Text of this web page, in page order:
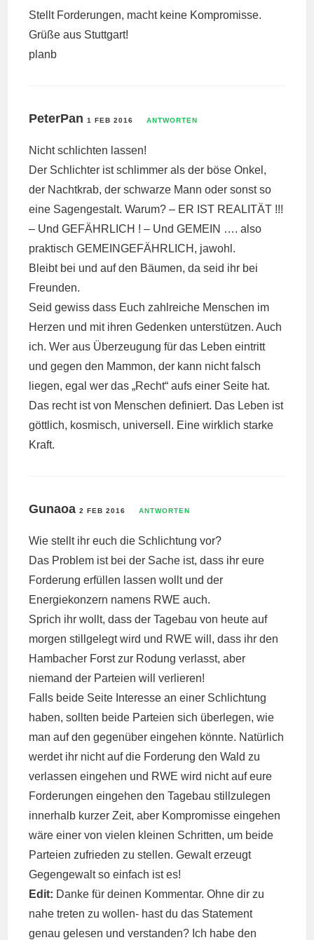
Stellt Forderungen, macht keine Kompromisse.
Grüße aus Stuttgart!
planb
PeterPan1 FEB 2016 ANTWORTEN
Nicht schlichten lassen!
Der Schlichter ist schlimmer als der böse Onkel,
der Nachtkrab, der schwarze Mann oder sonst so
eine Sagengestalt. Warum? – ER IST REALITÄT !!!
– Und GEFÄHRLICH ! – Und GEMEIN …. also
praktisch GEMEINGEFÄHRLICH, jawohl.
Bleibt bei und auf den Bäumen, da seid ihr bei
Freunden.
Seid gewiss dass Euch zahlreiche Menschen im
Herzen und mit ihren Gedenken unterstützen. Auch
ich. Wer aus Überzeugung für das Leben eintritt
und gegen den Mammon, der kann nicht falsch
liegen, egal wer das „Recht“ aufs einer Seite hat.
Das recht ist von Menschen definiert. Das Leben ist
göttlich, kosmisch, universell. Eine wirklich starke
Kraft.
Gunaoa2 FEB 2016 ANTWORTEN
Wie stellt ihr euch die Schlichtung vor?
Das Problem ist bei der Sache ist, dass ihr eure
Forderung erfüllen lassen wollt und der
Energiekonzern namens RWE auch.
Sprich ihr wollt, dass der Tagebau von heute auf
morgen stillgelegt wird und RWE will, dass ihr den
Hambacher Forst zur Rodung verlasst, aber
niemand der Parteien will verlieren!
Falls beide Seite Interesse an einer Schlichtung
haben, sollten beide Parteien sich überlegen, wie
man auf den gegenüber eingehen könnte. Natürlich
werdet ihr nicht auf die Forderung den Wald zu
verlassen eingehen und RWE wird nicht auf eure
Forderungen eingehen den Tagebau stillzulegen
innerhalb kurzer Zeit, aber Kompromisse eingehen
wäre einer von vielen kleinen Schritten, um beide
Parteien zufrieden zu stellen. Gewalt erzeugt
Gegengewalt so einfach ist es!
Edit: Danke für deinen Kommentar. Ohne dir zu
nahe treten zu wollen- hast du das Statement
genau gelesen und verstanden? Ich habe den